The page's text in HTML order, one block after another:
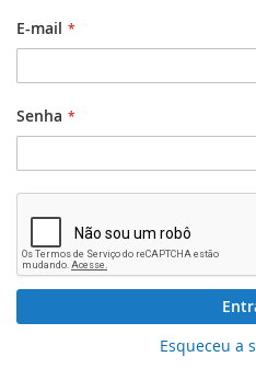
E-mail
Senha
Esqueceu a